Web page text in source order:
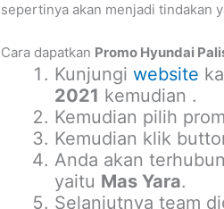
sepertinya akan menjadi tindakan
Cara dapatkan Promo Hyundai
Kunjungiwebsite
2021 kemudian .
Kemudian pilih
Kemudian klik
Anda akan
yaitu Mas Yara.
Selanjutnya team